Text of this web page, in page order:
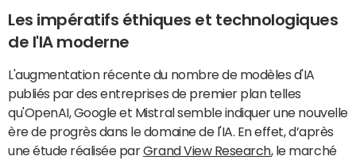
Les impératifs éthiques et technologiques
de l'IA moderne
L'augmentation récente du nombre de modèles d'IA
publiés par des entreprises de premier plan telles
qu'OpenAI, Google et Mistral semble indiquer une nouvelle
ère de progrès dans le domaine de l'IA. En effet, d’après
une étude réalisée parGrand View Research, le marché